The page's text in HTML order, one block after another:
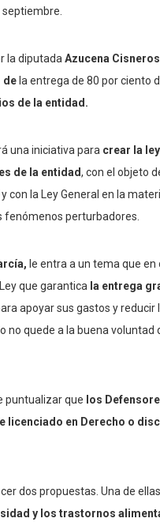
la diputada Azucena
de la entrega de 80 por ciento
de la entidad.
una iniciativa para crear la
de la entidad, con el objeto
con la Ley General en la
fenómenos perturbadores.
le entra a un tema que
que garantica la entrega
apoyar sus gastos y
no quede a la buena
puntualizar que los
licenciado en Derecho o
dos propuestas. Una de
y los trastornos